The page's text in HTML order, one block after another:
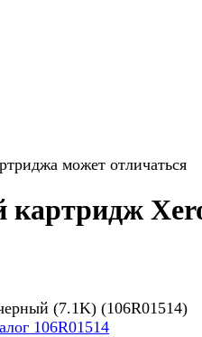
может отличаться
(7.1K) (106R01514)
106R01514